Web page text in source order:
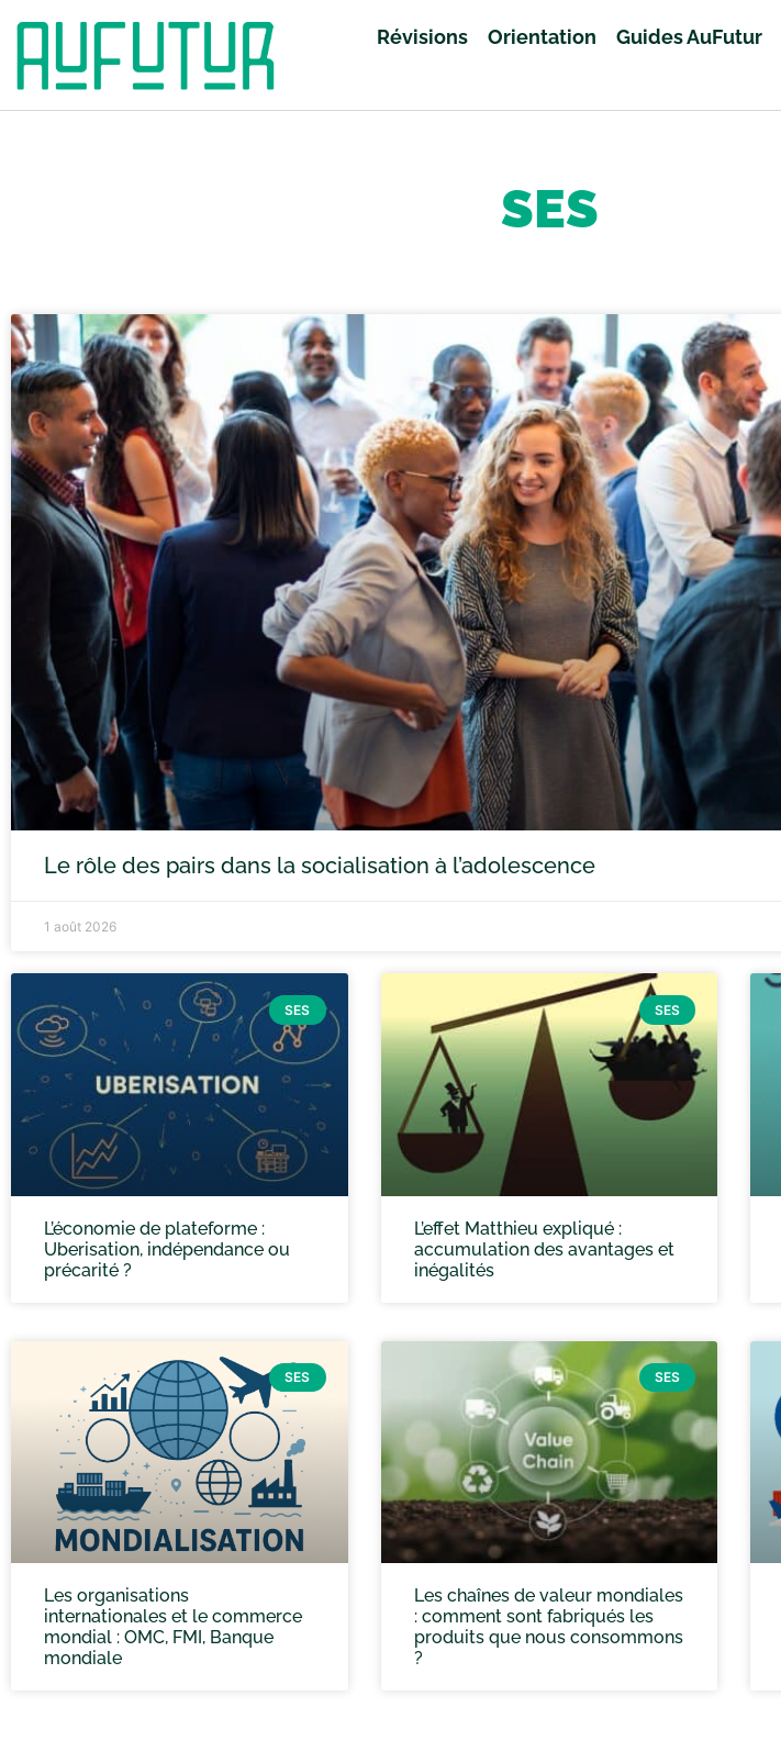
Révisions Orientation Guides AuFutur
SES
Le rôle des pairs dans la socialisation à l’adolescence
1 août 2026
SES
L’économie de plateforme :
Uberisation, indépendance ou
précarité ?
SES
L’effet Matthieu expliqué :
accumulation des avantages et
inégalités
SES
Les organisations
internationales et le commerce
mondial : OMC, FMI, Banque
mondiale
SES
Les chaînes de valeur mondiales
: comment sont fabriqués les
produits que nous consommons
?